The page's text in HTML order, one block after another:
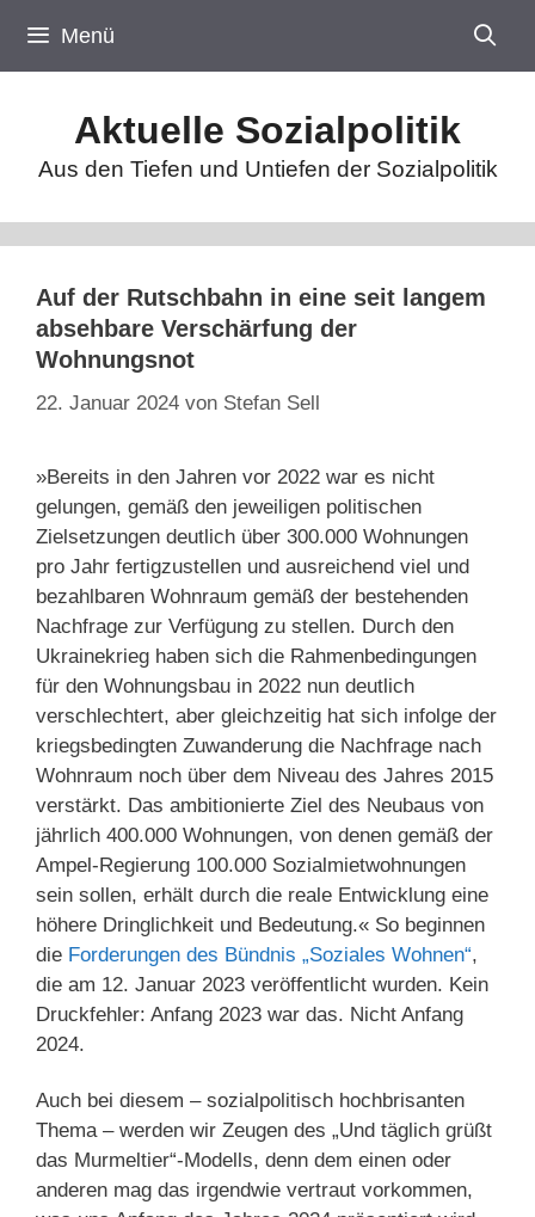
Inhalt
springen
Menü
Aktuelle Sozialpolitik
Aus den Tiefen und Untiefen der Sozialpolitik
Auf der Rutschbahn in eine seit langem
absehbare Verschärfung der
Wohnungsnot
22. Januar 2024 von Stefan Sell
»Bereits in den Jahren vor 2022 war es nicht
gelungen, gemäß den jeweiligen politischen
Zielsetzungen deutlich über 300.000 Wohnungen
pro Jahr fertigzustellen und ausreichend viel und
bezahlbaren Wohnraum gemäß der bestehenden
Nachfrage zur Verfügung zu stellen. Durch den
Ukrainekrieg haben sich die Rahmenbedingungen
für den Wohnungsbau in 2022 nun deutlich
verschlechtert, aber gleichzeitig hat sich infolge der
kriegsbedingten Zuwanderung die Nachfrage nach
Wohnraum noch über dem Niveau des Jahres 2015
verstärkt. Das ambitionierte Ziel des Neubaus von
jährlich 400.000 Wohnungen, von denen gemäß der
Ampel-Regierung 100.000 Sozialmietwohnungen
sein sollen, erhält durch die reale Entwicklung eine
höhere Dringlichkeit und Bedeutung.« So beginnen
die Forderungen des Bündnis „Soziales Wohnen“,
die am 12. Januar 2023 veröffentlicht wurden. Kein
Druckfehler: Anfang 2023 war das. Nicht Anfang
2024.
Auch bei diesem – sozialpolitisch hochbrisanten
Thema – werden wir Zeugen des „Und täglich grüßt
das Murmeltier“-Modells, denn dem einen oder
anderen mag das irgendwie vertraut vorkommen,